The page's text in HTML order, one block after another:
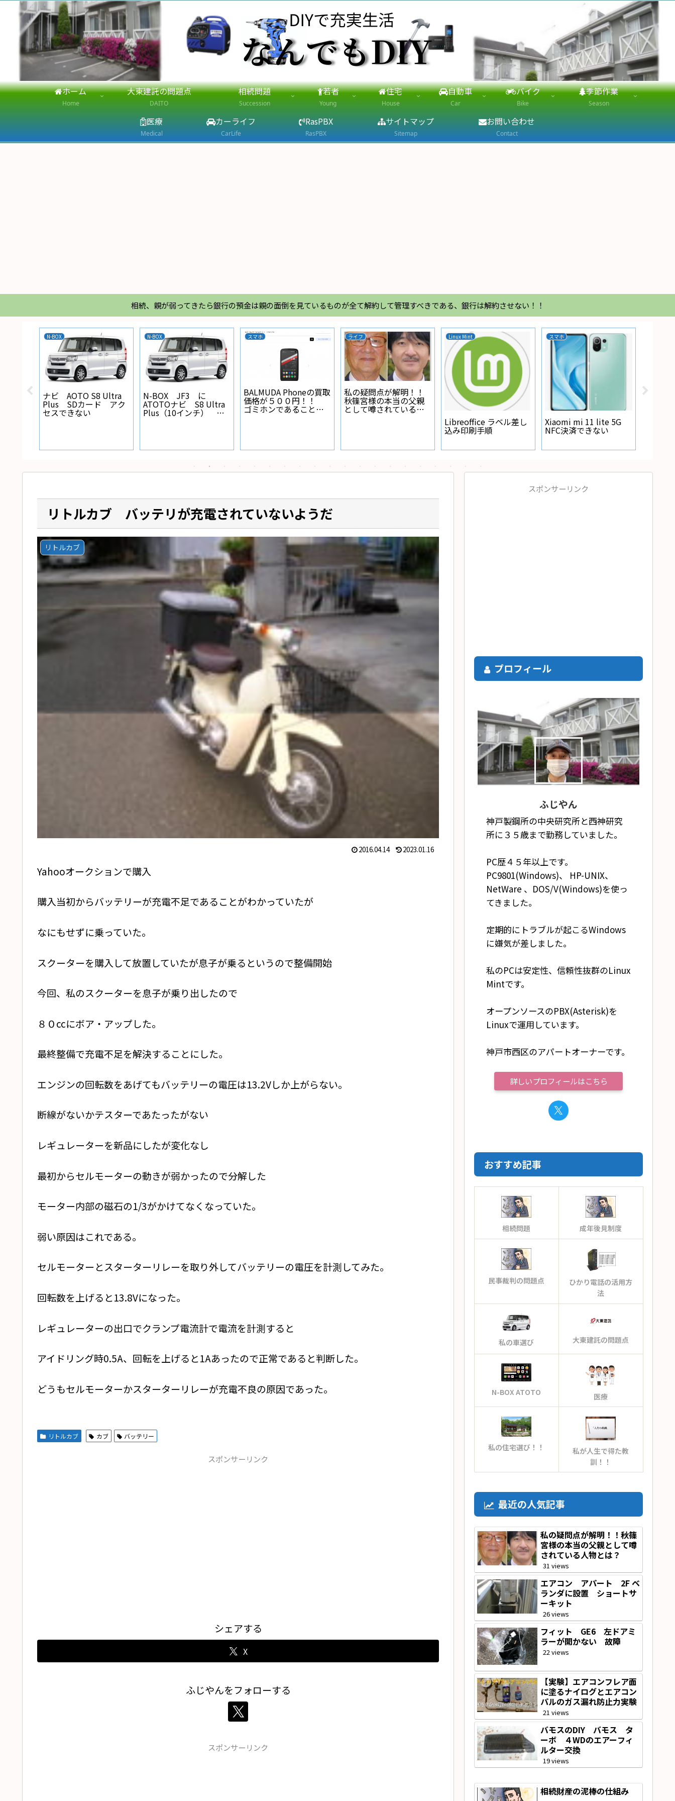
ホーム
Home
大東建託の問題点
DAITO
相続問題
Succession
若者
Young
住宅
House
自動車
Car
バイク
Bike
季節作業
Season
医療
Medical
カーライフ
CarLife
RasPBX
RasPBX
サイトマップ
Sitemap
お問い合わせ
Contact
相続、親が弱ってきたら銀行の預金は親の面倒を見ているものが全て解約して管理すべきである、銀行は解約させない！！
N-BOX
ナビ AOTO S8 Ultra
Plus SDカード アク
セスできない
N-BOX
N-BOX JF3 に
ATOTOナビ S8 Ultra
Plus（10インチ） を
取り付けた
スマホ
BALMUDA Phoneの買取
価格が５００円！！
ゴミホンであることが
ライフ
私の疑問点が解明！！
秋篠宮様の本当の父親
として噂されている人
Linux Mint
Libreoffice ラベル差し
込み印刷手順
スマホ
Xiaomi mi 11 lite 5G
NFC決済できない
リトルカブ バッテリが充電されていないようだ
リトルカブ
2016.04.14 2023.01.16
Yahooオークションで購入
購入当初からバッテリーが充電不足であることがわかっていたが
なにもせずに乗っていた。
スクーターを購入して放置していたが息子が乗るというので整備開始
今回、私のスクーターを息子が乗り出したので
８０ccにボア・アップした。
最終整備で充電不足を解決することにした。
エンジンの回転数をあげてもバッテリーの電圧は13.2Vしか上がらない。
断線がないかテスターであたったがない
レギュレーターを新品にしたが変化なし
最初からセルモーターの動きが弱かったので分解した
モーター内部の磁石の1/3がかけてなくなっていた。
弱い原因はこれである。
セルモーターとスターターリレーを取り外してバッテリーの電圧を計測してみた。
回転数を上げると13.8Vになった。
レギュレーターの出口でクランプ電流計で電流を計測すると
アイドリング時0.5A、回転を上げると1Aあったので正常であると判断した。
どうもセルモーターかスターターリレーが充電不良の原因であった。
リトルカブ カブ バッテリー
スポンサーリンク
シェアする
X
ふじやんをフォローする
スポンサーリンク
スポンサーリンク
プロフィール
ふじやん
神戸製鋼所の中央研究所と西神研究
所に３５歳まで勤務していました。
PC歴４５年以上です。
PC9801(Windows)、 HP-UNIX、
NetWare 、DOS/V(Windows)を使っ
てきました。
定期的にトラブルが起こるWindows
に嫌気が差しました。
私のPCは安定性、信頼性抜群のLinux
Mintです。
オープンソースのPBX(Asterisk)を
Linuxで運用しています。
神戸市西区のアパートオーナーです。
詳しいプロフィールはこちら
おすすめ記事
相続問題 成年後見制度
民事裁判の問題点
ひかり電話の活用方
法
私の車選び 大東建託の問題点
N-BOX ATOTO 医療
私の住宅選び！！
私が人生で得た教
訓！！
最近の人気記事
私の疑問点が解明！！秋篠
宮様の本当の父親として噂
されている人物とは？
31 views
エアコン アパート 2F ベ
ランダに設置 ショートサ
ーキット
26 views
フィット GE6 左ドアミ
ラーが開かない 故障
22 views
【実験】エアコンフレア面
に塗るナイログとエアコン
パルのガス漏れ防止力実験
21 views
バモスのDIY バモス タ
ーボ ４WDのエアーフィ
ルター交換
19 views
相続財産の泥棒の仕組み